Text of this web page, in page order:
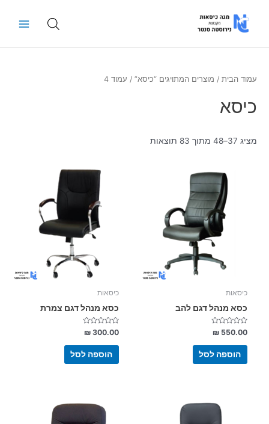
Menu
עמוד הבית / מוצרים המתויגים “כיסא” / עמוד 4
כיסא
מציג 37–48 מתוך 83 תוצאות
כיסאות
כסא מנהל דגם להב
דורג
0
מתוך
₪550.00
הוספה לסל
כיסאות
כסא מנהל דגם צמרת
דורג
0
מתוך
₪300.00
הוספה לסל